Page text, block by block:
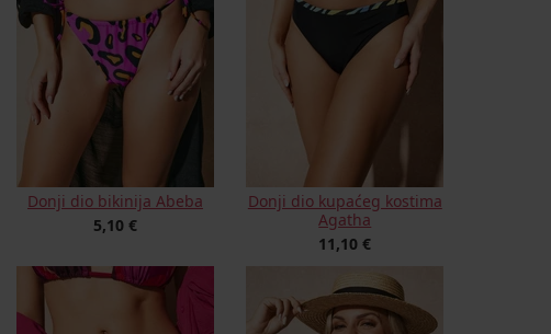
Donji dio bikinija Abeba
5,10 €
Donji dio kupaćeg kostima
Agatha
11,10 €